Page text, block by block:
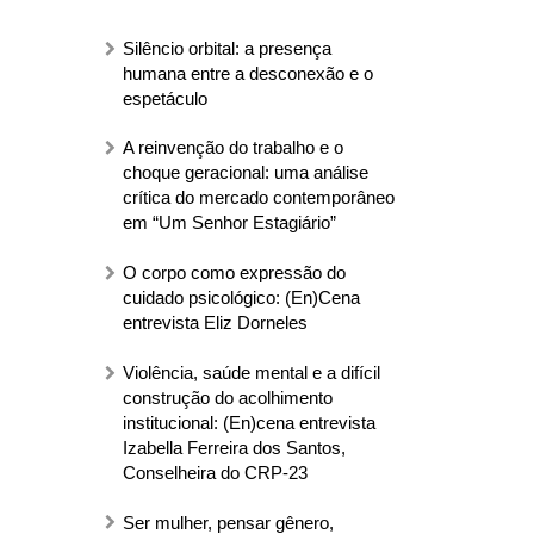
Silêncio orbital: a presença
humana entre a desconexão e o
espetáculo
A reinvenção do trabalho e o
choque geracional: uma análise
crítica do mercado contemporâneo
em “Um Senhor Estagiário”
O corpo como expressão do
cuidado psicológico: (En)Cena
entrevista Eliz Dorneles
Violência, saúde mental e a difícil
construção do acolhimento
institucional: (En)cena entrevista
Izabella Ferreira dos Santos,
Conselheira do CRP-23
Ser mulher, pensar gênero,